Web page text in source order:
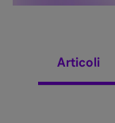
Articoli